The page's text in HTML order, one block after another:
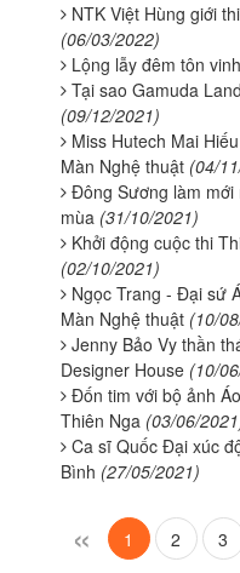
NTK Việt Hùng giới
(06/03/2022)
Lộng lẫy đêm tôn
Tại sao Gamuda
(09/12/2021)
Miss Hutech Mai
Màn Nghệ thuật (04/
Đông Sương làm
mùa (31/10/2021)
Khởi động cuộc thi
(02/10/2021)
Ngọc Trang - Đại sứ
Màn Nghệ thuật (10/
Jenny Bảo Vy thần
Designer House (10/
Đốn tim với bộ ảnh
Thiên Nga (03/06/
Ca sĩ Quốc Đại xúc
Bình (27/05/2021)
« 1 2 3